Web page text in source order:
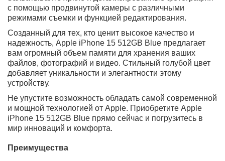
С iPhone 15 вы получите ошеломляющую визуальную
и звуковую обратную связь благодаря великолепному
дисплею и передовым технологиям звука.
Захватывайте яркие и детализированные фотографии
с помощью продвинутой камеры с различными
режимами съемки и функцией редактирования.
Созданный для тех, кто ценит высокое качество и
надежность, Apple iPhone 15 512GB Blue предлагает
вам огромный объем памяти для хранения ваших
файлов, фотографий и видео. Стильный голубой цвет
добавляет уникальности и элегантности этому
устройству.
современной и мощной технологией от Apple.